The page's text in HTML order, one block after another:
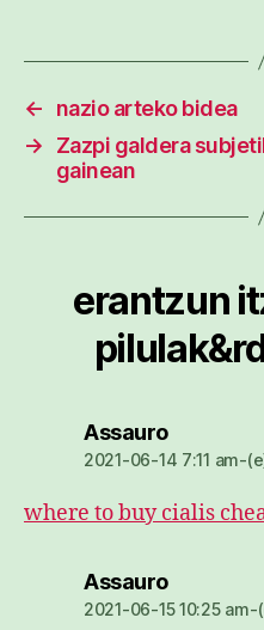
←
nazio arteko bidea
→
Zazpi galdera
gainean
erantzun
Assaurodio:
2021-06-14 7:11 am-
where to buy cialis
Assaurodio:
2021-06-15 10:25 am-